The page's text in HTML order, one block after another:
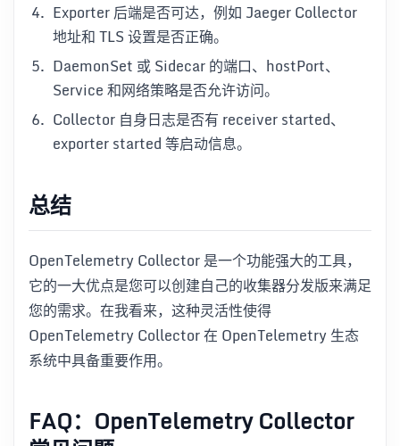
Exporter 后端是否可达，例如 Jaeger Collector
地址和 TLS 设置是否正确。
DaemonSet 或 Sidecar 的端口、hostPort、
Service 和网络策略是否允许访问。
Collector 自身日志是否有 receiver started、
exporter started 等启动信息。
总结
OpenTelemetry Collector 是一个功能强大的工具，
它的一大优点是您可以创建自己的收集器分发版来满足
您的需求。在我看来，这种灵活性使得
OpenTelemetry Collector 在 OpenTelemetry 生态
系统中具备重要作用。
FAQ：OpenTelemetry Collector